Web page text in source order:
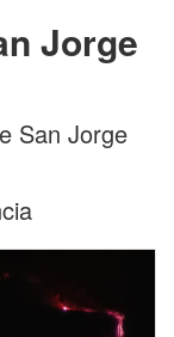
Jorge
San Jorge